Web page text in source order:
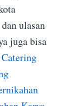
ulasan
juga bisa
Catering